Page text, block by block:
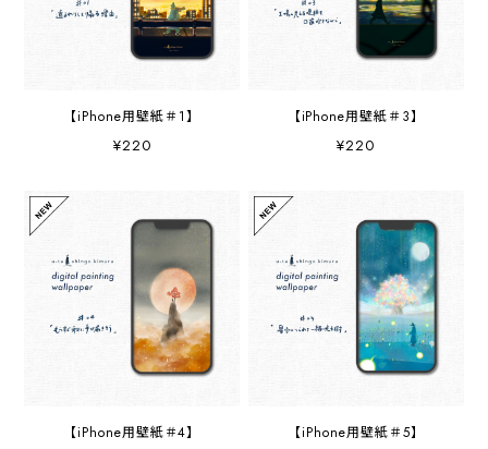
【iPhone用壁紙＃1】
¥220
【iPhone用壁紙＃3】
¥220
【iPhone用壁紙＃4】 【iPhone用壁紙＃5】